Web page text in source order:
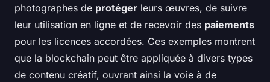
photographes de protéger leurs œuvres, de suivre
leur utilisation en ligne et de recevoir des paiements
pour les licences accordées. Ces exemples montrent
que la blockchain peut être appliquée à divers types
de contenu créatif, ouvrant ainsi la voie à de